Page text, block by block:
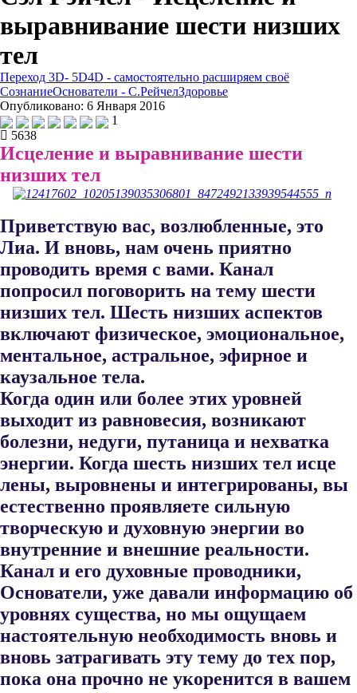
выравнивание шести низших
тел
Переход 3D- 5D4D - самостоятельно расширяем своё
СознаниеОснователи - С.РейчелЗдоровье
Опубликовано: 6 Января 2016
1
5638
Исцеление и выравнивание шести
низших тел
Приветствую вас, возлюбленные, это
Лиа. И вновь, нам очень при​ятно
проводить время с вами. Канал
попросил поговорить на тему шести
низших тел. Шесть низших аспектов
включают физическое, эмоциональное,
ментальное, астральное, эфирное и
каузальное тела.
Когда один или более этих уровней
выходит из равновесия, возникают
болезни, не​дуги, путаница и нехватка
энергии. Когда шесть низших тел исце​
лены, выровнены и интегрированы, вы
естественно проявляете сильную
творческую и духовную энергии во
внутренние и внешние реальности.
Канал и его духовные проводники,
Основатели, уже давали инфор​мацию об
уровнях существа, но мы ощущаем
настоятельную необхо​димость вновь и
вновь затрагивать эту тему до тех пор,
пока она прочно не укоренится в вашем